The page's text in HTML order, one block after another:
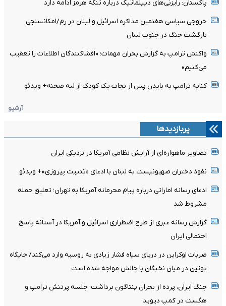
پاکستان: رایزنی‌های دیپلماتیک درباره تنگه هرمز ادامه دارد
خروجی سیاسی هفتمین مذاکره اسرائیل و لبنان در رم/امکانسنجی
بازگشت جنگ در جنوب لبنان
واکنش ترامپ به گزارش بحران مهمات؛ «افشاکنندگان اطلاعات را تعقیب
می‌کنیم»
کنایه ترامپ به بایدن پس از نجات یک کودک از لبه صحنه+ ویدئو
آرشیو
پربازدیدها
تصاویر ماهواره‌ای از آرایش نظامی آمریکا در نزدیکی ایران
نفوذ دختران صهیونیست به لبنان با ادعای «تثبیت پیروزی»+ ویدئو
ادعای رسانه اماراتی درباره پیام محرمانه آمریکا به تهران؛ تعلیق حمله
مشروط شد
گزارش رسانه عبری از طرح اضطراری اسرائیل و آمریکا در آستانه پاسخ
احتمالی ایران
ضربات اوکراین در دریای سیاه فشار زیادی به روسیه وارد می‌کند/ جایگاه
پوتین در میان نخبگان با چالش مواجه شده است
جنگ ایران، پرده از بحران پنتاگون برداشت؛ جلسه پرتنش ترامپ و
هگست در کمپ دیوید